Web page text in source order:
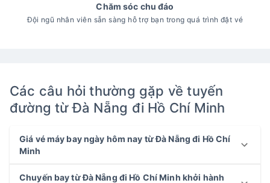
Chăm sóc chu đáo
Đội ngũ nhân viên sẵn sàng hỗ trợ bạn trong quá trình đặt vé
Các câu hỏi thường gặp về tuyến
đường từ Đà Nẵng đi Hồ Chí Minh
Giá vé máy bay ngày hôm nay từ Đà Nẵng đi Hồ Chí
Minh
Chuyến bay từ Đà Nẵng đi Hồ Chí Minh khởi hành